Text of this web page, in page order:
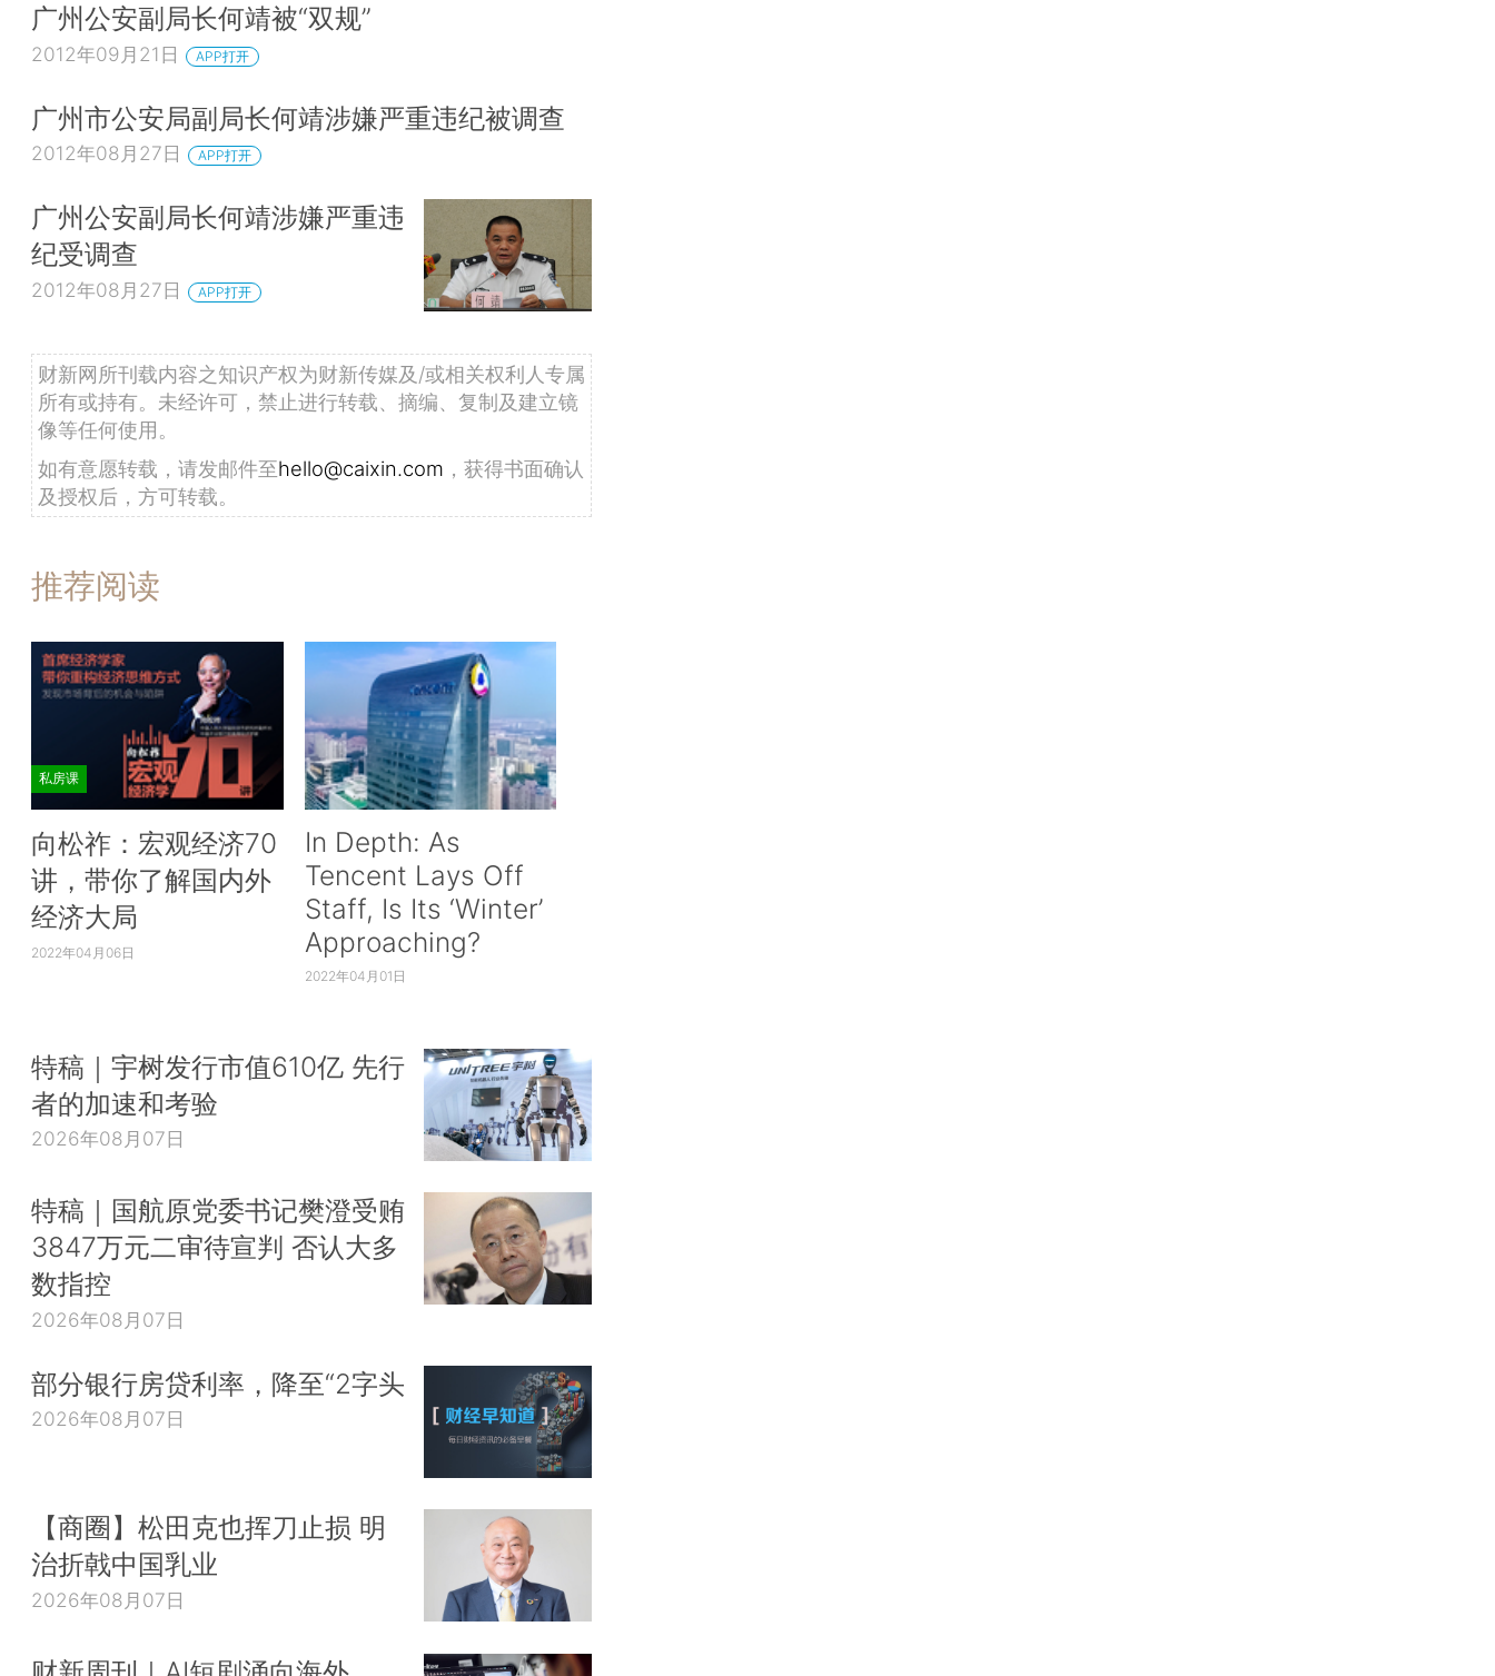
广州公安副局长何靖被“双规”
2012年09月21日 APP打开
广州市公安局副局长何靖涉嫌严重违纪被调查
2012年08月27日 APP打开
广州公安副局长何靖涉嫌严重违
纪受调查
2012年08月27日 APP打开
财新网所刊载内容之知识产权为财新传媒及/或相关权利人专属
所有或持有。未经许可，禁止进行转载、摘编、复制及建立镜
像等任何使用。
如有意愿转载，请发邮件至hello@caixin.com ，获得书面确认
及授权后，方可转载。
推荐阅读
私房课
向松祚：宏观经济70
讲，带你了解国内外
经济大局
2022年04月06日
In Depth: As
Tencent Lays Off
Staff, Is Its ‘Winter’
Approaching?
2022年04月01日
特稿｜宇树发行市值610亿 先行
者的加速和考验
2026年08月07日
特稿｜国航原党委书记樊澄受贿
3847万元二审待宣判 否认大多
数指控
2026年08月07日
部分银行房贷利率，降至“2字头
2026年08月07日
【商圈】松田克也挥刀止损 明
治折戟中国乳业
2026年08月07日